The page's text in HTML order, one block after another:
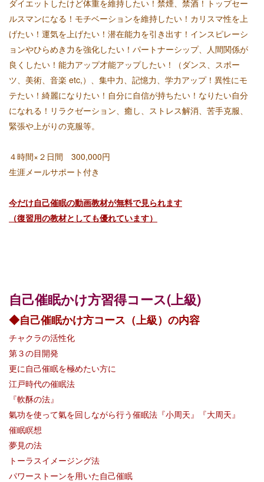
ダイエットしたけど体重を維持したい！禁煙、禁酒！トップセー
ルスマンになる！モチベーションを維持したい！カリスマ性を上
げたい！運気を上げたい！潜在能力を引き出す！インスピレーシ
ョンやひらめき力を強化したい！パートナーシップ、人間関係が
良くしたい！能力アップ才能アップしたい！（ダンス、スポー
ツ、美術、音楽 etc,）、集中力、記憶力、学力アップ！異性にモ
テたい！綺麗になりたい！自分に自信が持ちたい！なりたい自分
になれる！リラクゼーション、癒し、ストレス解消、苦手克服、
緊張や上がりの克服等。
４時間×２日間 300,000円
生涯メールサポート付き
今だけ自己催眠の動画教材が無料で見られます
（復習用の教材としても優れています）
自己催眠かけ方習得コース(上級)
◆自己催眠かけ方コース（上級）の内容
チャクラの活性化
第３の目開発
更に自己催眠を極めたい方に
江戸時代の催眠法
『軟酥の法』
氣功を使って氣を回しながら行う催眠法『小周天』『大周天』
催眠瞑想
夢見の法
トーラスイメージング法
パワーストーンを用いた自己催眠